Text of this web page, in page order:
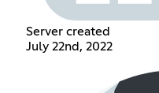
Server created
July 22nd, 2022